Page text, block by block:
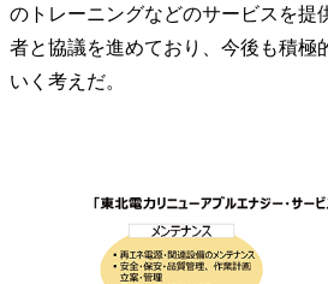
のトレーニングなどのサービスを提
者と協議を進めており、今後も積極
いく考えだ。